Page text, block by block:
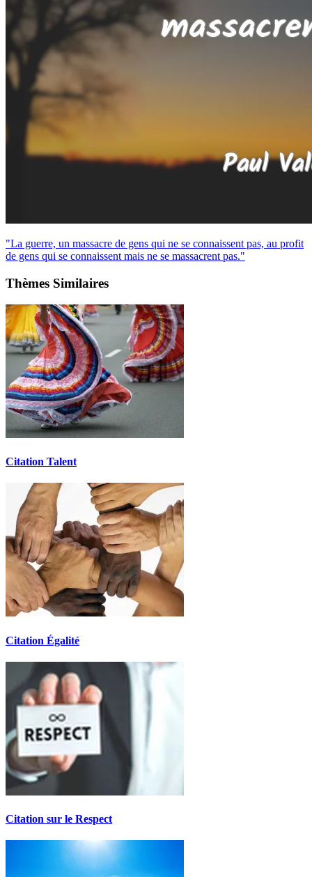
"La guerre, un massacre de gens qui ne se connaissent pas, au profit
de gens qui se connaissent mais ne se massacrent pas."
Thèmes Similaires
Citation Talent
Citation Égalité
Citation sur le Respect